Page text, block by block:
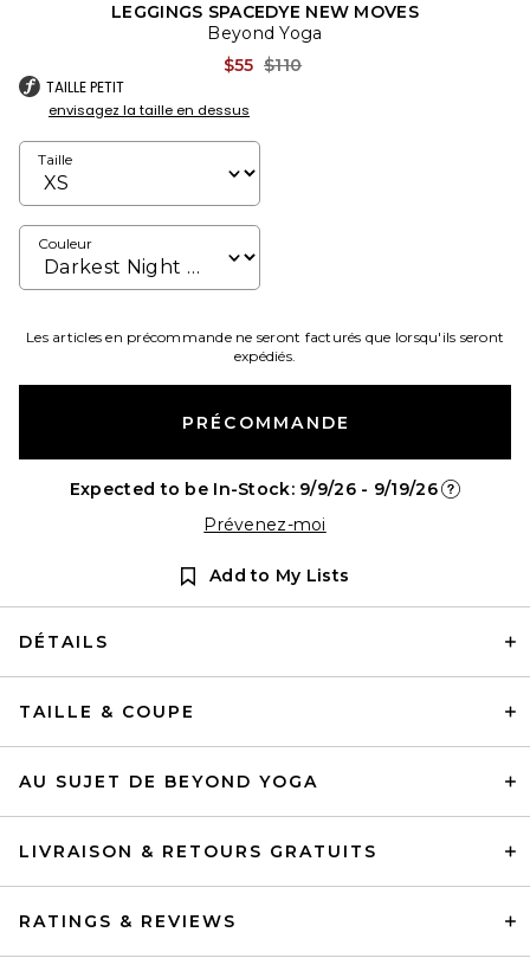
LEGGINGS SPACEDYE NEW MOVES
Beyond Yoga
$55 Previous price:
$110
TAILLE PETIT
envisagez la taille en dessus
Taille
Couleur
Les articles en précommande ne seront facturés que lorsqu'ils seront
expédiés.
PRÉCOMMANDE
Expected to be In-Stock: 9/9/26 - 9/19/26
Prévenez-moi
Add to My Lists
DÉTAILS
TAILLE & COUPE
AU SUJET DE BEYOND YOGA
LIVRAISON & RETOURS GRATUITS
RATINGS & REVIEWS